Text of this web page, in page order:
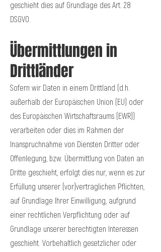
geschieht dies auf Grundlage des Art. 28
DSGVO.
Übermittlungen in
Drittländer
Sofern wir Daten in einem Drittland (d.h.
außerhalb der Europäischen Union (EU) oder
des Europäischen Wirtschaftsraums (EWR))
verarbeiten oder dies im Rahmen der
Inanspruchnahme von Diensten Dritter oder
Offenlegung, bzw. Übermittlung von Daten an
Dritte geschieht, erfolgt dies nur, wenn es zur
Erfüllung unserer (vor)vertraglichen Pflichten,
auf Grundlage Ihrer Einwilligung, aufgrund
einer rechtlichen Verpflichtung oder auf
Grundlage unserer berechtigten Interessen
geschieht. Vorbehaltlich gesetzlicher oder